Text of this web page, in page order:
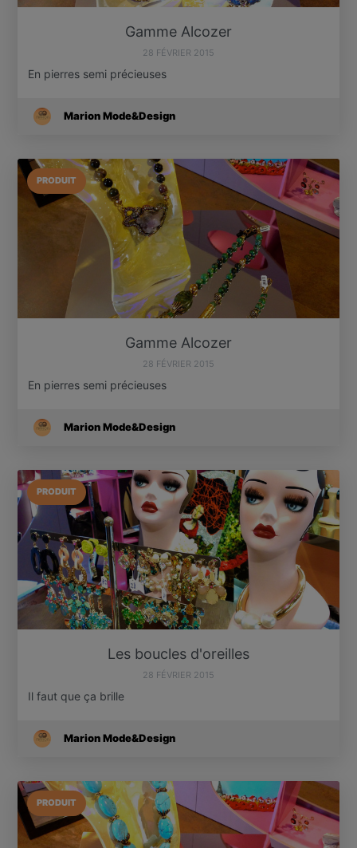
Gamme Alcozer
28 FÉVRIER 2015
En pierres semi précieuses
Marion Mode&Design
PRODUIT
Gamme Alcozer
28 FÉVRIER 2015
En pierres semi précieuses
Marion Mode&Design
PRODUIT
Les boucles d'oreilles
28 FÉVRIER 2015
Il faut que ça brille
Marion Mode&Design
PRODUIT